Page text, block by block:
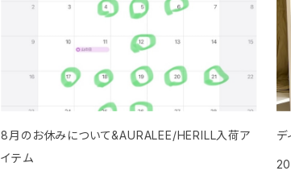
8月のお休みについて&AURALEE/HERILL入荷ア
イテム
デ